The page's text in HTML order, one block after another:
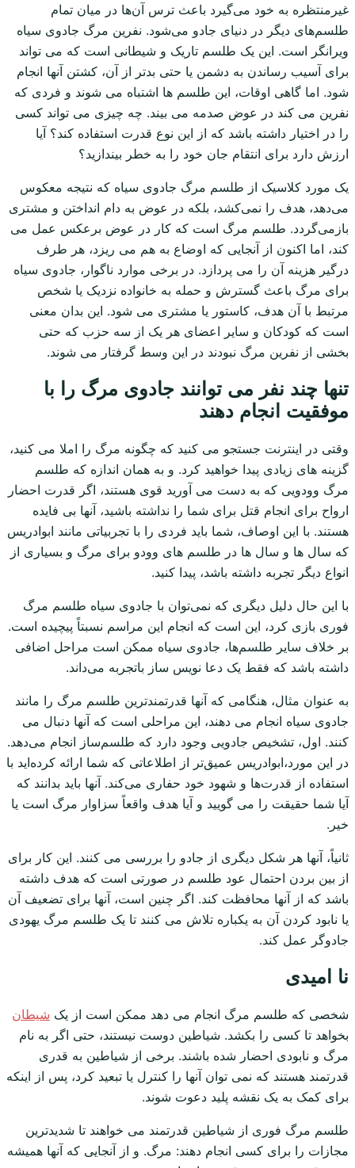
غیرمنتظره به خود می‌گیرد باعث ترس آن‌ها در میان تمام
طلسم‌های دیگر در دنیای جادو می‌شود. نفرین مرگ جادوی سیاه
ویرانگر است. این یک طلسم تاریک و شیطانی است که می تواند
برای آسیب رساندن به دشمن یا حتی بدتر از آن، کشتن آنها انجام
شود. اما گاهی اوقات، این طلسم ها اشتباه می شوند و فردی که
نفرین می کند در عوض صدمه می بیند. چه چیزی می تواند کسی
را در اختیار داشته باشد که از این نوع قدرت استفاده کند؟ آیا
ارزش دارد برای انتقام جان خود را به خطر بیندازید؟
یک مورد کلاسیک از طلسم مرگ جادوی سیاه که نتیجه معکوس
می‌دهد، هدف را نمی‌کشد، بلکه در عوض به دام انداختن و مشتری
بازمی‌گردد. طلسم مرگ است که کار در عوض برعکس عمل می
کند، اما اکنون از آنجایی که اوضاع به هم می ریزد، هر طرف
درگیر هزینه آن را می پردازد. در برخی موارد ناگوار، جادوی سیاه
برای مرگ باعث گسترش و حمله به خانواده نزدیک یا شخص
مرتبط با آن هدف، کاستور یا مشتری می شود. این بدان معنی
است که کودکان و سایر اعضای هر یک از سه حزب که حتی
بخشی از نفرین مرگ نبودند در این وسط گرفتار می شوند.
تنها چند نفر می توانند جادوی مرگ را با
موفقیت انجام دهند
وقتی در اینترنت جستجو می کنید که چگونه مرگ را املا می کنید،
گزینه های زیادی پیدا خواهید کرد. و به همان اندازه که طلسم
مرگ وودویی که به دست می آورید قوی هستند، اگر قدرت احضار
ارواح برای انجام قتل برای شما را نداشته باشید، آنها بی فایده
هستند. با این اوصاف، شما باید فردی را با تجربیاتی مانند ابوادریس
که سال ها و سال ها در طلسم های وودو برای مرگ و بسیاری از
انواع دیگر تجربه داشته باشد، پیدا کنید.
با این حال دلیل دیگری که نمی‌توان با جادوی سیاه طلسم مرگ
فوری بازی کرد، این است که انجام این مراسم نسبتاً پیچیده است.
بر خلاف سایر طلسم‌ها، جادوی سیاه ممکن است مراحل اضافی
داشته باشد که فقط یک دعا نویس ساز باتجربه می‌داند.
به عنوان مثال، هنگامی که آنها قدرتمندترین طلسم مرگ را مانند
جادوی سیاه انجام می دهند، این مراحلی است که آنها دنبال می
کنند. اول، تشخیص جادویی وجود دارد که طلسم‌ساز انجام می‌دهد.
در این مورد،ابوادریس عمیق‌تر از اطلاعاتی که شما ارائه کرده‌اید با
استفاده از قدرت‌ها و شهود خود حفاری می‌کند. آنها باید بدانند که
آیا شما حقیقت را می گویید و آیا هدف واقعاً سزاوار مرگ است یا
خیر.
ثانیاً، آنها هر شکل دیگری از جادو را بررسی می کنند. این کار برای
از بین بردن احتمال عود طلسم در صورتی است که هدف داشته
باشد که از آنها محافظت کند. اگر چنین است، آنها برای تضعیف آن
یا نابود کردن آن به یکباره تلاش می کنند تا یک طلسم مرگ یهودی
جادوگر عمل کند.
نا امیدی
شخصی که طلسم مرگ انجام می دهد ممکن است از یک شیطان
بخواهد تا کسی را بکشد. شیاطین دوست نیستند، حتی اگر به نام
مرگ و نابودی احضار شده باشند. برخی از شیاطین به قدری
قدرتمند هستند که نمی توان آنها را کنترل یا تبعید کرد، پس از اینکه
برای کمک به یک نقشه پلید دعوت شوند.
طلسم مرگ فوری از شیاطین قدرتمند می خواهند تا شدیدترین
مجازات را برای کسی انجام دهند: مرگ. و از آنجایی که آنها همیشه